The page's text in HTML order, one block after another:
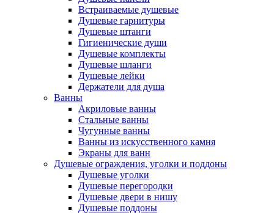
Встраиваемые душевые
Душевые гарнитуры
Душевые штанги
Гигиенические души
Душевые комплекты
Душевые шланги
Душевые лейки
Держатели для душа
Ванны
Акриловые ванны
Стальные ванны
Чугунные ванны
Ванны из искусственного камня
Экраны для ванн
Душевые ограждения, уголки и поддоны
Душевые уголки
Душевые перегородки
Душевые двери в нишу
Душевые поддоны